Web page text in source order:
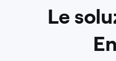
Le